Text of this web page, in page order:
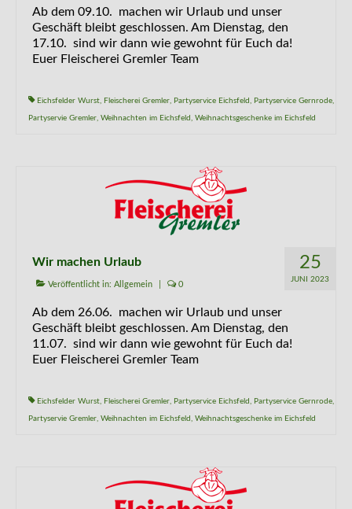
Ab dem 09.10. machen wir Urlaub und unser
Geschäft bleibt geschlossen. Am Dienstag, den
17.10. sind wir dann wie gewohnt für Euch da!
Euer Fleischerei Gremler Team
Eichsfelder Wurst, Fleischerei Gremler, Partyservice Eichsfeld , Partyservice Gernrode,
Partyservie Gremler, Weihnachten im Eichsfeld , Weihnachtsgeschenke im Eichsfeld
25
JUNI 2023
Wir machen Urlaub
Veröffentlicht in: Allgemein 0
Ab dem 26.06. machen wir Urlaub und unser
Geschäft bleibt geschlossen. Am Dienstag, den
11.07. sind wir dann wie gewohnt für Euch da!
Euer Fleischerei Gremler Team
Eichsfelder Wurst, Fleischerei Gremler, Partyservice Eichsfeld , Partyservice Gernrode,
Partyservie Gremler, Weihnachten im Eichsfeld , Weihnachtsgeschenke im Eichsfeld